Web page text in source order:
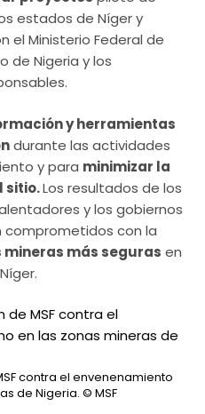
estados de Níger y
el Ministerio Federal de
de Nigeria y los
y herramientas
durante las actividades
y para minimizar la
sitio.Los resultados de los
y los gobiernos
con la
más seguras en
contra el envenenamiento
de Nigeria. © MSF